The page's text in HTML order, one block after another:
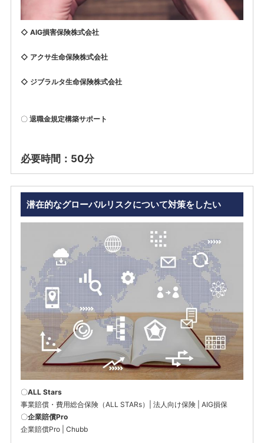
◇ AIG損害保険株式会社
◇ アクサ生命保険株式会社
◇ ジブラルタ生命保険株式会社
〇退職金規定構築サポート
必要時間：50分
潜在的なグローバルリスクについて対策をしたい
〇ALL Stars
事業賠償・費用総合保険（ALL STARs）| 法人向け保険 | AIG損保
〇企業賠償Pro
企業賠償Pro | Chubb